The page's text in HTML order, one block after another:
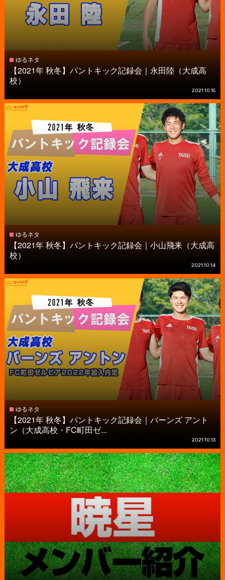
ゆるネタ
【2021年 秋冬】パントキック記録会｜永田陸（大成高
校）
2021.10.15
ゆるネタ
【2021年 秋冬】パントキック記録会｜小山飛来（大成高
校）
2021.10.14
ゆるネタ
【2021年 秋冬】パントキック記録会｜バーンズ アント
ン（大成高校・FC町田ゼ...
2021.10.13